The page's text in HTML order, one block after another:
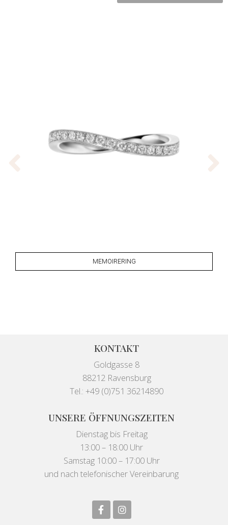
MEMOIRERING
KONTAKT
Goldgasse 8
88212 Ravensburg
Tel.: +49 (0)751 36214890
UNSERE ÖFFNUNGSZEITEN
Dienstag bis Freitag
13:00 – 18:00 Uhr
Samstag 10:00 – 17:00 Uhr
und nach telefonischer Vereinbarung